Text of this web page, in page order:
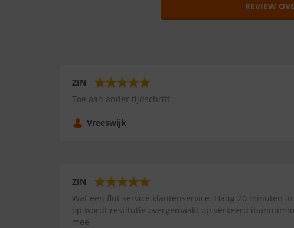
REVIEW
ZIN
Toe aan ander tijdschrift
Vreeswijk
ZIN
Wat een flut service klantenservice. Hang 20 minuten
op wordt restitutie overgemaakt op verkeerd
mee